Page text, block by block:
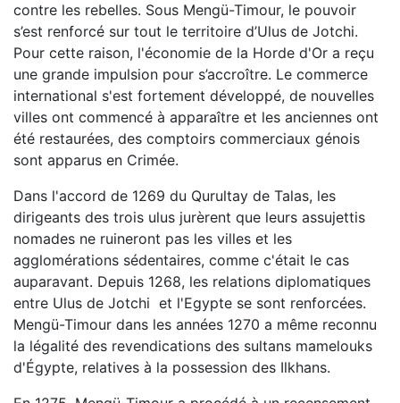
contre les rebelles. Sous Mengü-Timour, le pouvoir
s’est renforcé sur tout le territoire d’Ulus de Jotchi.
Pour cette raison, l'économie de la Horde d'Or a reçu
une grande impulsion pour s’accroître. Le commerce
international s'est fortement développé, de nouvelles
villes ont commencé à apparaître et les anciennes ont
été restaurées, des comptoirs commerciaux génois
sont apparus en Crimée.
Dans l'accord de 1269 du Qurultay de Talas, les
dirigeants des trois ulus jurèrent que leurs assujettis
nomades ne ruineront pas les villes et les
agglomérations sédentaires, comme c'était le cas
auparavant. Depuis 1268, les relations diplomatiques
entre Ulus de Jotchi et l'Egypte se sont renforcées.
Mengü-Timour dans les années 1270 a même reconnu
la légalité des revendications des sultans mamelouks
d'Égypte, relatives à la possession des Ilkhans.